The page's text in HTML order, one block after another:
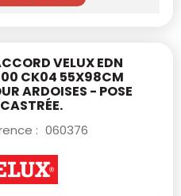
VELUX EDN
CK04 55X98CM
ARDOISES - POSE
: 060376